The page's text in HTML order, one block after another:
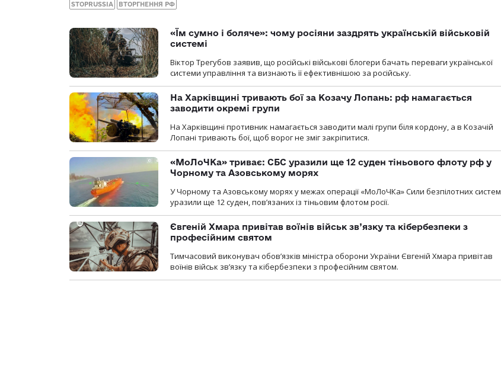
STOPRUSSIA ВТОРГНЕННЯ РФ
«Їм сумно і боляче»: чому росіяни заздрять українській військовій
системі
Віктор Трегубов заявив, що російські військові блогери бачать переваги української
системи управління та визнають її ефективнішою за російську.
На Харківщині тривають бої за Козачу Лопань: рф намагається
заводити окремі групи
На Харківщині противник намагається заводити малі групи біля кордону, а в Козачій
Лопані тривають бої, щоб ворог не зміг закріпитися.
«МоЛоЧКа» триває: СБС уразили ще 12 суден тіньового флоту рф у
Чорному та Азовському морях
У Чорному та Азовському морях у межах операції «МоЛоЧКа» Сили безпілотних систем
уразили ще 12 суден, пов’язаних із тіньовим флотом росії.
Євгеній Хмара привітав воїнів військ зв’язку та кібербезпеки з
професійним святом
Тимчасовий виконувач обов’язків міністра оборони України Євгеній Хмара привітав
воїнів військ зв’язку та кібербезпеки з професійним святом.